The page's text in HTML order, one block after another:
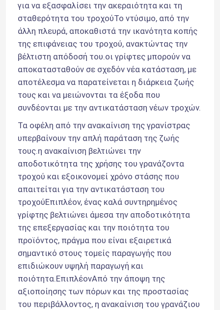
Αφήστε ένα μήνυμα
We bellen je snel terug!
για να εξασφαλίσει την ακεραιότητα και τη
σταθερότητα του τροχούΤο ντύσιμο, από την
άλλη πλευρά, αποκαθιστά την ικανότητα κοπής
της επιφάνειας του τροχού, ανακτώντας την
βέλτιστη απόδοσή του.οι γρίφτες μπορούν να
αποκατασταθούν σε σχεδόν νέα κατάσταση, με
αποτέλεσμα να παρατείνεται η διάρκεια ζωής
τους και να μειώνονται τα έξοδα που
συνδέονται με την αντικατάσταση νέων τροχών.
Τα οφέλη από την ανακαίνιση της γρανίστρας
υπερβαίνουν την απλή παράταση της ζωής
τους.η ανακαίνιση βελτιώνει την
αποδοτικότητα της χρήσης του γρανάζοντα
τροχού και εξοικονομεί χρόνο στάσης που
απαιτείται για την αντικατάσταση του
τροχούΕπιπλέον, ένας καλά συντηρημένος
γρίφτης βελτιώνει άμεσα την αποδοτικότητα
της επεξεργασίας και την ποιότητα του
προϊόντος, πράγμα που είναι εξαιρετικά
σημαντικό στους τομείς παραγωγής που
επιδιώκουν υψηλή παραγωγή και
ποιότητα.ΕπιπλέονΑπό την άποψη της
αξιοποίησης των πόρων και της προστασίας
του περιβάλλοντος, η ανακαίνιση του γρανάζιου